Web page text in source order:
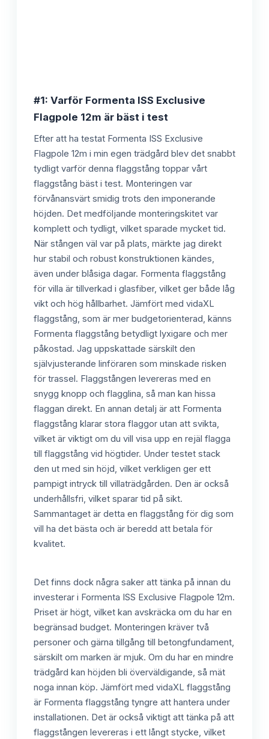
#1: Varför Formenta ISS Exclusive
Flagpole 12m är bäst i test
Efter att ha testat Formenta ISS Exclusive
Flagpole 12m i min egen trädgård blev det snabbt
tydligt varför denna flaggstång toppar vårt
flaggstång bäst i test. Monteringen var
förvånansvärt smidig trots den imponerande
höjden. Det medföljande monteringskitet var
komplett och tydligt, vilket sparade mycket tid.
När stången väl var på plats, märkte jag direkt
hur stabil och robust konstruktionen kändes,
även under blåsiga dagar. Formenta flaggstång
för villa är tillverkad i glasfiber, vilket ger både låg
vikt och hög hållbarhet. Jämfört med vidaXL
flaggstång, som är mer budgetorienterad, känns
Formenta flaggstång betydligt lyxigare och mer
påkostad. Jag uppskattade särskilt den
självjusterande linföraren som minskade risken
för trassel. Flaggstången levereras med en
snygg knopp och flagglina, så man kan hissa
flaggan direkt. En annan detalj är att Formenta
flaggstång klarar stora flaggor utan att svikta,
vilket är viktigt om du vill visa upp en rejäl flagga
till flaggstång vid högtider. Under testet stack
den ut med sin höjd, vilket verkligen ger ett
pampigt intryck till villaträdgården. Den är också
underhållsfri, vilket sparar tid på sikt.
Sammantaget är detta en flaggstång för dig som
vill ha det bästa och är beredd att betala för
kvalitet.
Det finns dock några saker att tänka på innan du
investerar i Formenta ISS Exclusive Flagpole 12m.
Priset är högt, vilket kan avskräcka om du har en
begränsad budget. Monteringen kräver två
personer och gärna tillgång till betongfundament,
särskilt om marken är mjuk. Om du har en mindre
trädgård kan höjden bli överväldigande, så mät
noga innan köp. Jämfört med vidaXL flaggstång
är Formenta flaggstång tyngre att hantera under
installationen. Det är också viktigt att tänka på att
flaggstången levereras i ett långt stycke, vilket